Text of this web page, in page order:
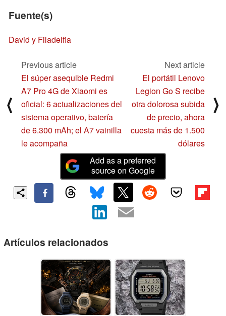
Fuente(s)
David y Filadelfia
⟨
Previous article
El súper asequible Redmi
A7 Pro 4G de Xiaomi es
oficial: 6 actualizaciones del
sistema operativo, batería
de 6.300 mAh; el A7 vainilla
le acompaña
Next article
El portátil Lenovo
Legion Go S recibe
otra dolorosa subida
de precio, ahora
cuesta más de 1.500
dólares
⟩
Add as a preferred
source on Google
Artículos relacionados